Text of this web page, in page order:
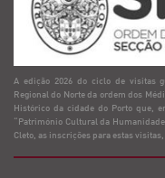
A edição 2026 do ciclo de visitas
Regional do Norte da ordem dos
Histórico da cidade do Porto que,
“Património Cultural da
Cleto, as inscrições para estas visitas,